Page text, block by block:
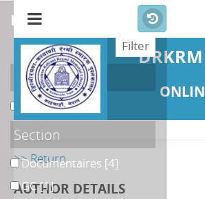
>> Return
AUTHOR DETAILS
refine or compare
Localisation
DKRML[5]
Section
Documentaires [4]
GC[1]